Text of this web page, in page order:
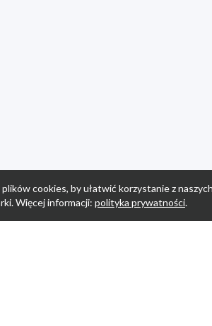
cookies, by ułatwić korzystanie z
Więcej informacji: polityka prywatności.